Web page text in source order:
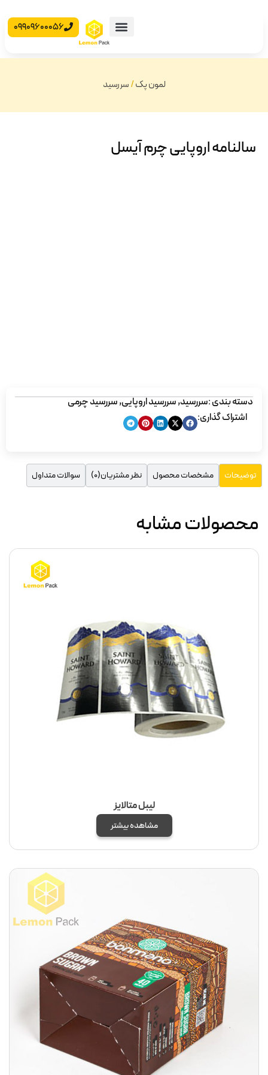
09909600056
لمون پک/سررسید
سالنامه اروپایی چرم آیسل
دسته بندی :سررسید,سررسید اروپایی,سررسید چرمی
اشتراک گذاری:
توضیحات مشخصات محصول نظر مشتریان(0) سوالات متداول
محصولات مشابه
لیبل متالایز
مشاهده بیشتر